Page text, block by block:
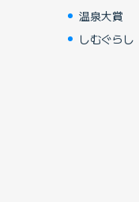
温泉大賞
しむぐらし